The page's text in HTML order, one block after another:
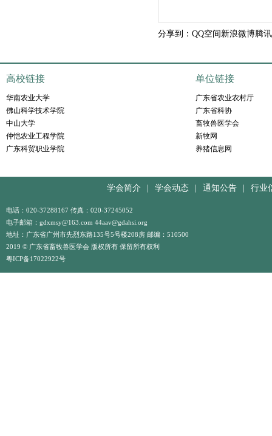
分享到： QQ空间 新浪微博腾
高校链接
华南农业大学
佛山科学技术学院
中山大学
仲恺农业工程学院
广东科贸职业学院
单位链接
广东省农业农村厅
广东省科协
畜牧兽医学会
新牧网
养猪信息网
学会简介 学会动态 通知公告 行业
电话：020-37288167 传真：020-37245052
电子邮箱：gdxmsy@163.com 44aav@gdahsi.org
地址：广东省广州市先烈东路135号5号楼208房 邮编：510500
2019 © 广东省畜牧兽医学会 版权所有 保留所有权利
粤ICP备17022922号